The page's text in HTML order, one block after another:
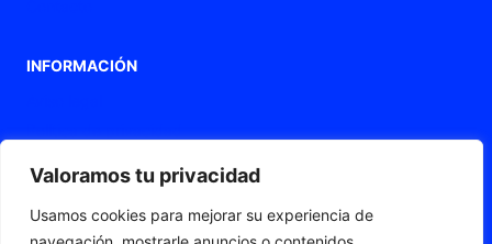
Valoramos tu privacidad
Usamos cookies para mejorar su experiencia de
INFORMACIÓN
Declaración de accesibilidad
Mapa web